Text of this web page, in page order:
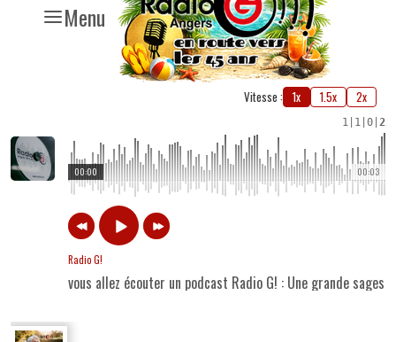
Menu
Vitesse : 1x 1.5x 2x
1 1 0 2
00:03
00:00
Radio G!
vous allez écouter un podcast Radio G! : Une grande